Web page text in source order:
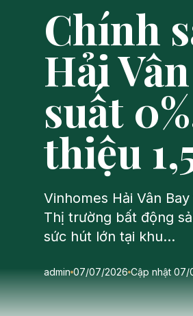
Chính
Hải
suất
thiệu
Vinhomes Hải Vân
Thị trường bất động
sức hút lớn tại khu…
admin 07/07/2026 Cập nhật 07/